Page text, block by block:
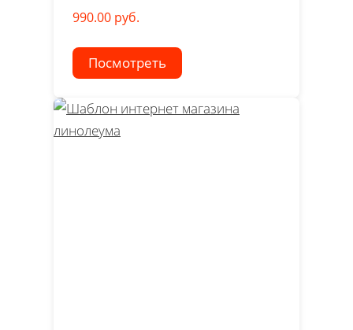
990.00 руб.
Посмотреть